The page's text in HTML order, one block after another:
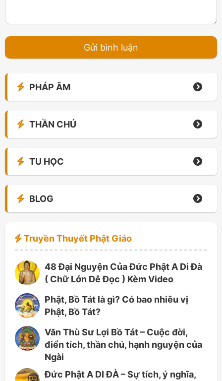
PHÁP ÂM
THẦN CHÚ
TU HỌC
BLOG
Truyền Thuyết Phật Giáo
48 Đại Nguyện Của Đức Phật A Di Đà
( Chữ Lớn Dễ Đọc ) Kèm Video
Phật, Bồ Tát là gì? Có bao nhiêu vị
Phật, Bồ Tát?
Văn Thù Sư Lợi Bồ Tát – Cuộc đời,
điển tích, thần chú, hạnh nguyện của
Ngài
Đức Phật A DI ĐÀ – Sự tích, ý nghĩa,